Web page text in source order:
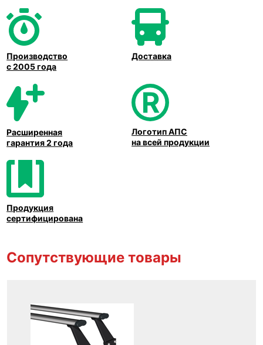
Производство
с 2005 года
Доставка
Расширенная
гарантия 2 года
Логотип АПС
на всей продукции
Продукция
сертифицирована
Сопутствующие товары